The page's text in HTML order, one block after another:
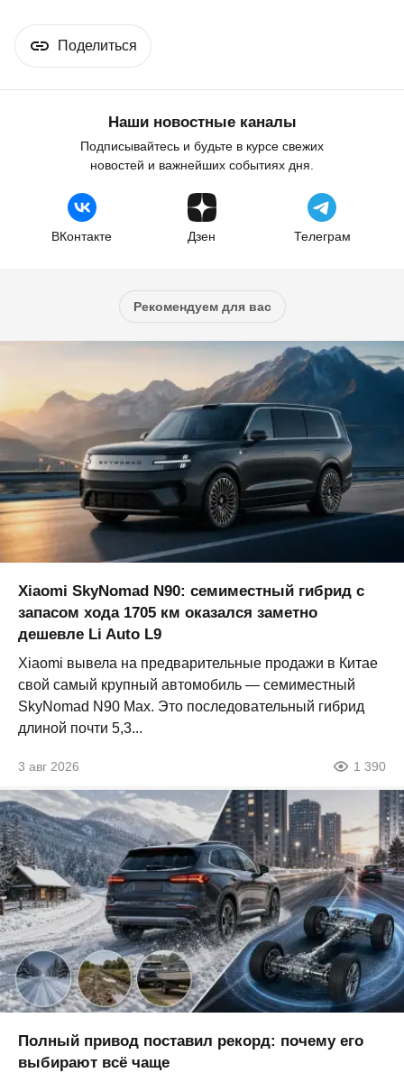
Поделиться
Наши новостные каналы
Подписывайтесь и будьте в курсе свежих
новостей и важнейших событиях дня.
ВКонтакте Дзен Телеграм
Рекомендуем для вас
Xiaomi SkyNomad N90: семиместный гибрид с
запасом хода 1705 км оказался заметно
дешевле Li Auto L9
Xiaomi вывела на предварительные продажи в Китае
свой самый крупный автомобиль — семиместный
SkyNomad N90 Max. Это последовательный гибрид
длиной почти 5,3...
3 авг 2026 1 390
Полный привод поставил рекорд: почему его
выбирают всё чаще